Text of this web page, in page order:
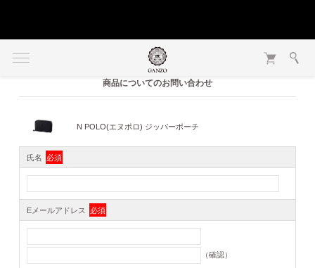
商品についてのお問い合わせ
N POLO(エヌポロ) ジッパーポーチ
氏名 必須
Eメールアドレス 必須
（確認）